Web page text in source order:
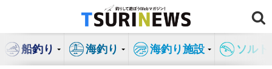
ン
船釣り 海釣り 海釣り施設 ソル